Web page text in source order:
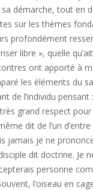
démarche, tout en
sur les thèmes
profondément
libre », quelle
ont apporté à
les éléments du
de l’individu
grand respect pour
dit de l’un
jamais je ne
dit doctrine. Je
personne
l’oiseau en